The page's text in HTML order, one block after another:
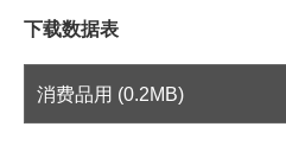
下载数据表
消费品用 (0.2MB)